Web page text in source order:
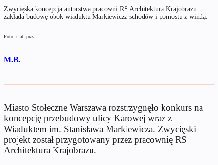
Zwycięska koncepcja autorstwa pracowni RS Architektura Krajobrazu
zakłada budowę obok wiaduktu Markiewicza schodów i pomostu z windą.
Foto: mat. pras.
M.B.
Miasto Stołeczne Warszawa rozstrzygnęło konkurs na
koncepcję przebudowy ulicy Karowej wraz z
Wiaduktem im. Stanisława Markiewicza. Zwycięski
projekt został przygotowany przez pracownię RS
Architektura Krajobrazu.